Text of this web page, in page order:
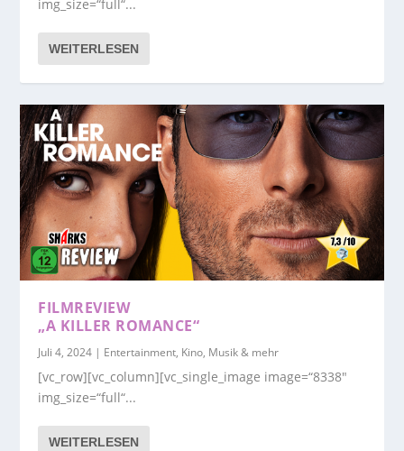
img_size=“full“...
WEITERLESEN
FILMREVIEW
„A KILLER ROMANCE“
Juli 4, 2024 | Entertainment, Kino, Musik & mehr
[vc_row][vc_column][vc_single_image image=“8338″
img_size=“full“...
WEITERLESEN